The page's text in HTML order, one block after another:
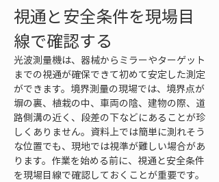
視通と安全条件を現場目
線で確認する
光波測量機は、器械からミラーやターゲット
までの視通が確保できて初めて安定した測定
ができます。境界測量の現場では、境界点が
塀の裏、植栽の中、車両の陰、建物の際、道
路側溝の近く、段差の下などにあることが珍
しくありません。資料上では簡単に測れそう
な位置でも、現地では視準が難しい場合があ
ります。作業を始める前に、視通と安全条件
を現場目線で確認しておくことが重要です。